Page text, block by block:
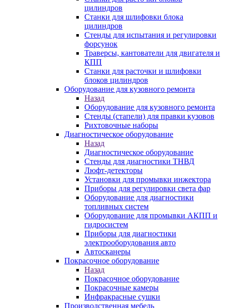
цилиндров
Станки для шлифовки блока
цилиндров
Стенды для испытания и регулировки
форсунок
Траверсы, кантователи для двигателя и
КПП
Станки для расточки и шлифовки
блоков цилиндров
Оборудование для кузовного ремонта
Назад
Оборудование для кузовного ремонта
Стенды (стапели) для правки кузовов
Рихтовочные наборы
Диагностическое оборудование
Назад
Диагностическое оборудование
Стенды для диагностики ТНВД
Люфт-детекторы
Установки для промывки инжектора
Приборы для регулировки света фар
Оборудование для диагностики
топливных систем
Оборудование для промывки АКПП и
гидросистем
Приборы для диагностики
электрооборудования авто
Автосканеры
Покрасочное оборудование
Назад
Покрасочное оборудование
Покрасочные камеры
Инфракрасные сушки
Производственная мебель